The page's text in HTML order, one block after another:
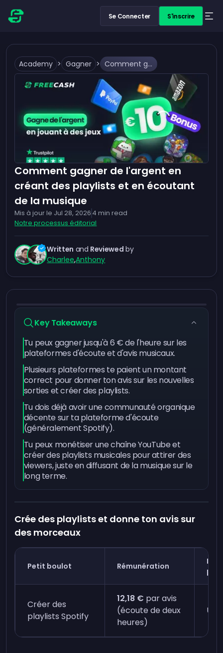
Se Connecter S'inscrire
Academy > Gagner > Comment gagner de l'argent en créant des playlists et en écoutant de la musique
Comment gagner de l'argent en
créant des playlists et en écoutant
de la musique
Mis à jour le Jul 28, 2026 4 min read
Notre processus éditorial
Written and Reviewed by
Charlee,Anthony
Key Takeaways
Tu peux gagner jusqu'à 6 € de l'heure sur les
plateformes d'écoute et d'avis musicaux.
Plusieurs plateformes te paient un montant
correct pour donner ton avis sur les nouvelles
sorties et créer des playlists.
Tu dois déjà avoir une communauté organique
décente sur ta plateforme d'écoute
(généralement Spotify).
Tu peux monétiser une chaîne YouTube et
créer des playlists musicales pour attirer des
viewers, juste en diffusant de la musique sur le
long terme.
Crée des playlists et donne ton avis sur
des morceaux
Petit boulot Rémunération
Créer des
playlists Spotify
12,18 € par avis
(écoute de deux
heures)
Un